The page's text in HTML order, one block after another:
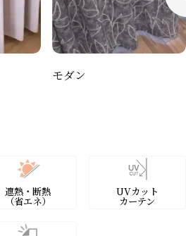
遮熱・断熱
（省エネ）
UVカット
カーテン